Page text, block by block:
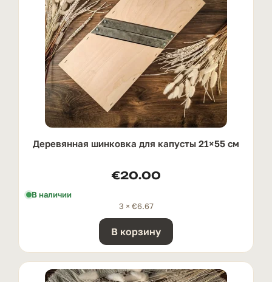
Деревянная шинковка для капусты 21×55 см
€20.00
В наличии
3 × €6.67
В корзину